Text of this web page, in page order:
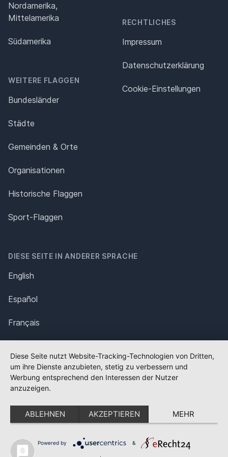
Nordamerika,
Mittelamerika
Südamerika
WEITERE FLAGGEN
Bundesländer
Städte
Gemeinden & Orte
Organisationen
Historische Flaggen
Sport-Flaggen
RECHTLICHES
Impressum
Datenschutz­erklärung
Cookie-Einstellungen
DIESE SEITE IN ANDERER SPRACHE
English
Español
Français
Polska
Português
Nederlands
Svenska
Diese Seite nutzt Website-Tracking-Technologien von Dritten,
um ihre Dienste anzubieten, stetig zu verbessern und
Werbung entsprechend den Interessen der Nutzer
anzuzeigen.
ABLEHNEN AKZEPTIEREN MEHR
Powered by &